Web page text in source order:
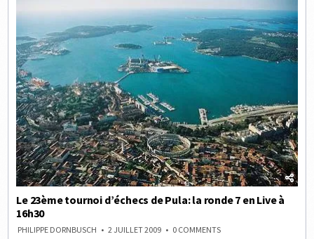
LIVE
À
Le 23ème tournoi d’échecs de Pula: la ronde 7 en Live à
16h30
PHILIPPE DORNBUSCH 2 JUILLET 2009 0 COMMENTSON